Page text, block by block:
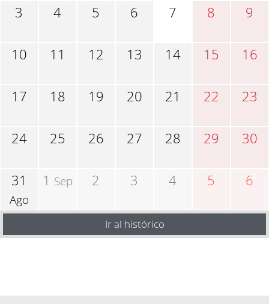
3 4 5 6 7 8 9
10 11 12 13 14 15 16
17 18 19 20 21 22 23
24 25 26 27 28 29 30
31
Ago
1 Sep 2 3 4 5 6
Ir al histórico